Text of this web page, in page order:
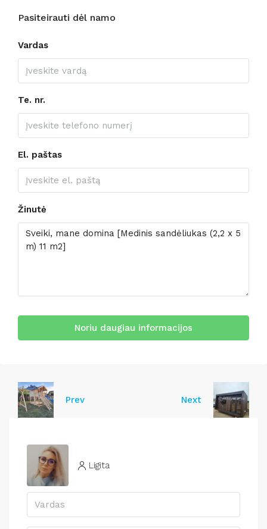
Pasiteirauti dėl namo
Vardas
Te. nr.
El. paštas
Žinutė
Noriu daugiau informacijos
Prev Next
Ligita